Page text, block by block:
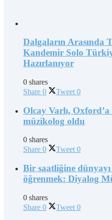
Dalgaların Arasında
Kandemir Solo
Hazırlanıyor
0 shares
Share 0 Tweet 0
Olcay Varlı,
müzikolog oldu
0 shares
Share 0 Tweet 0
Bir saatliğine
öğrenmek: Diyalog
0 shares
Share 0 Tweet 0